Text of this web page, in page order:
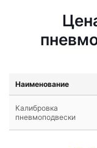
Наименование
Калибровка
пневмоподвески